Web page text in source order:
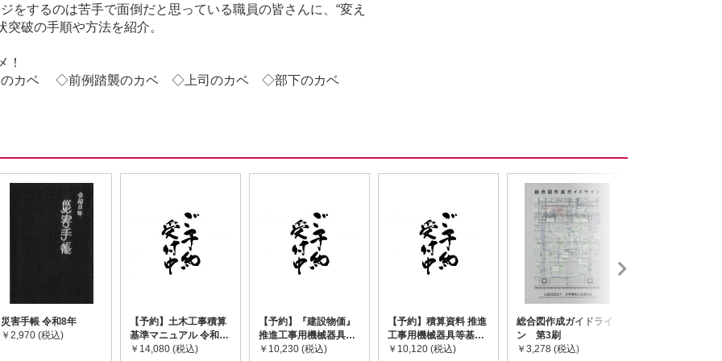
をするのは苦手で面倒だと思っている職員の皆さんに、“変え
破の手順や方法を紹介。
！
のカベ ◇前例踏襲のカベ ◇上司のカベ ◇部下のカベ
災害手帳 令和8年
￥2,970 (税込)
【予約】土木工事積算
基準マニュアル 令和8
年度版 ※2026年8月
￥14,080 (税込)
【予約】『建設物価』
推進工事用機械器具等
基礎価格表 2026年度
￥10,230 (税込)
【予約】積算資料 推進
工事用機械器具等基礎
価格表 2026年度版
￥10,120 (税込)
総合図作成ガイドライ
ン 第3刷
￥3,278 (税込)